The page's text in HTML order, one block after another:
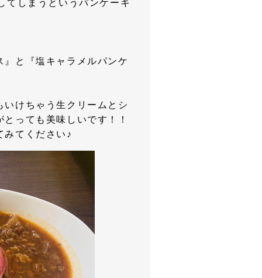
てしまうというパンケーキ
と『塩キャラメルパンケ
けちゃう生クリームとシ
っても美味しいです！！
みてください♪